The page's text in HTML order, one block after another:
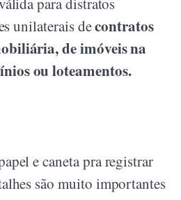
unilaterais decontratos
de imóveis na
ou loteamentos.
e caneta pra registrar
são muito importantes